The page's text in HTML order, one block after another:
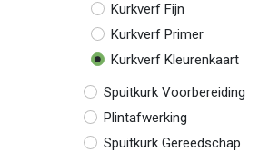
Kurkverf Fijn
Kurkverf Primer
Kurkverf Kleurenkaart
Spuitkurk Voorbereiding
Plintafwerking
Spuitkurk Gereedschap